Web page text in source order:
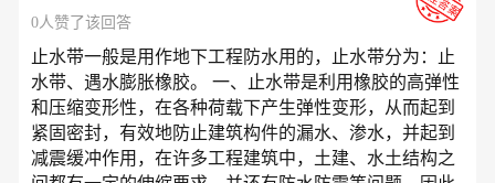
0人赞了该回答
止水带一般是用作地下工程防水用的，止水带分为：止
水带、遇水膨胀橡胶。 一、止水带是利用橡胶的高弹性
和压缩变形性，在各种荷载下产生弹性变形，从而起到
紧固密封，有效地防止建筑构件的漏水、渗水，并起到
减震缓冲作用，在许多工程建筑中，土建、水土结构之